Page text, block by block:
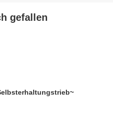
gefallen